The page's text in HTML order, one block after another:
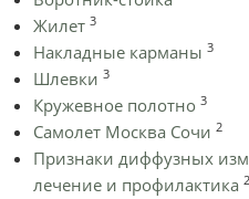
Жилет 3
Накладные карманы 3
Шлевки 3
Кружевное полотно 3
Самолет Москва Сочи 2
Признаки диффузных
лечение и профилактика 2